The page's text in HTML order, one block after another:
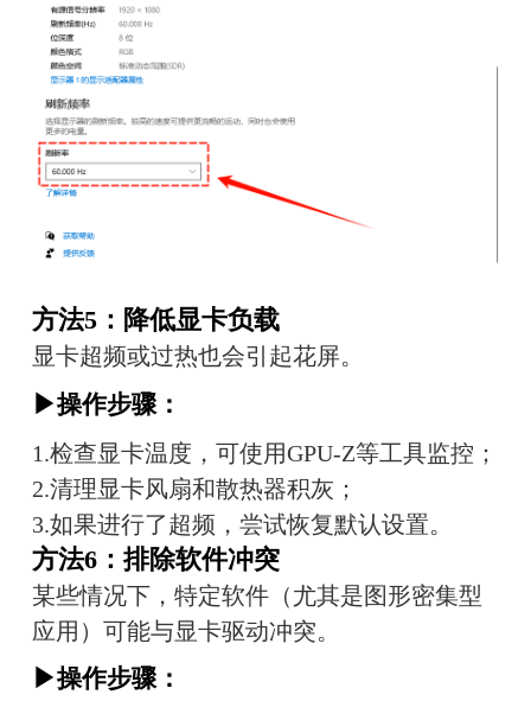
方法5：降低显卡负载
显卡超频或过热也会引起花屏。
▶操作步骤：
1.检查显卡温度，可使用GPU-Z等工具监控；
2.清理显卡风扇和散热器积灰；
3.如果进行了超频，尝试恢复默认设置。
方法6：排除软件冲突
某些情况下，特定软件（尤其是图形密集型
应用）可能与显卡驱动冲突。
▶操作步骤：